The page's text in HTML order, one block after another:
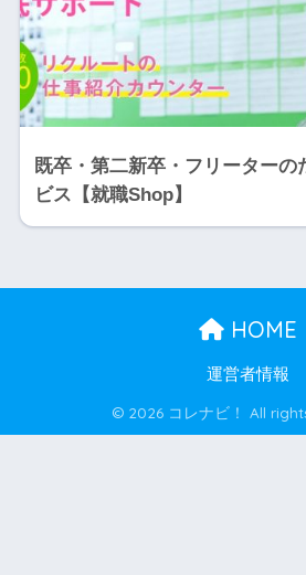
既卒・第二新卒・フリーターの
ビス【就職Shop】
HOME
運営者情報
© 2026 コレナビ！ All